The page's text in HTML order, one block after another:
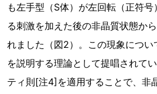
も左手型（S体）が左回転（正符
る刺激を加えた後の非晶質状態か
れました（図2）。この現象につ
を説明する理論として提唱されて
ティ則[注4]を適用することで、非